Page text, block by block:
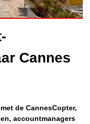
Cannes
met de CannesCopter,
accountmanagers